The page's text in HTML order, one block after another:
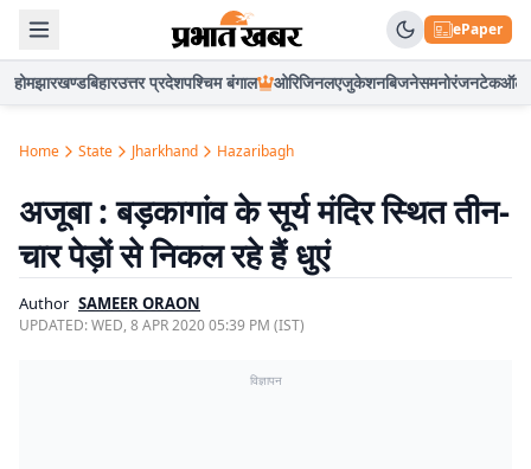
ePaper
होमझारखण्डबिहारउत्तर प्रदेशपश्चिम बंगाल ओरिजिनलएजुकेशनबिजनेसमनोरंजनटेकऑटो
Home State Jharkhand Hazaribagh
अजूबा : बड़कागांव के सूर्य मंदिर स्थित तीन-
चार पेड़ों से निकल रहे हैं धुएं
Author SAMEER ORAON
UPDATED:WED, 8 APR 2020 05:39 PM (IST)
विज्ञापन